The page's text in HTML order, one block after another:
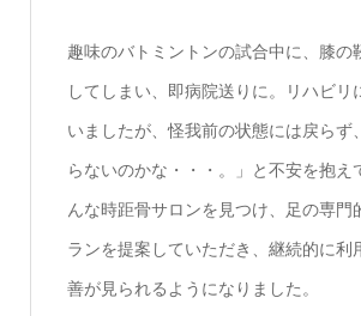
趣味のバトミントンの試合中に、膝の
してしまい、即病院送りに。リハビリ
いましたが、怪我前の状態には戻らず
らないのかな・・・。」と不安を抱え
んな時距骨サロンを見つけ、足の専門
ランを提案していただき、継続的に利
善が見られるようになりました。